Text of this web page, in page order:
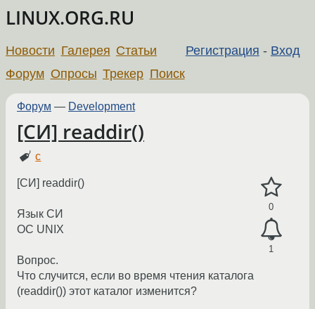
LINUX.ORG.RU
Регистрация - Вход
Новости Галерея Статьи
Форум Опросы Трекер Поиск
Форум — Development
[СИ] readdir()
c
0
1
[СИ] readdir()
Язык СИ
ОС UNIX
Вопрос.
Что случится, если во время чтения каталога
(readdir()) этот каталог изменится?